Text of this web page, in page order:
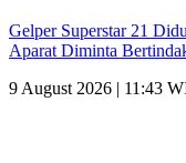
Gelper Superstar 21
Aparat Diminta
9 August 2026 | 11:43